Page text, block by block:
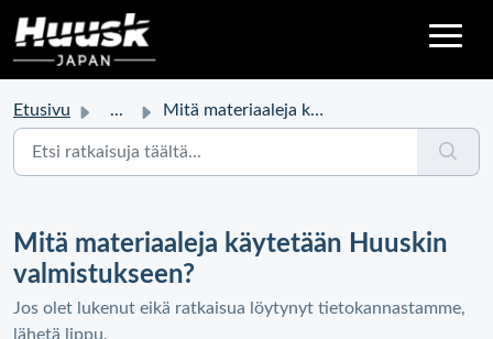
Etusivu ... Mitä materiaaleja käytetään Huuskin valmistukseen?
Mitä materiaaleja käytetään Huuskin
valmistukseen?
Jos olet lukenut eikä ratkaisua löytynyt tietokannastamme,
lähetä lippu.